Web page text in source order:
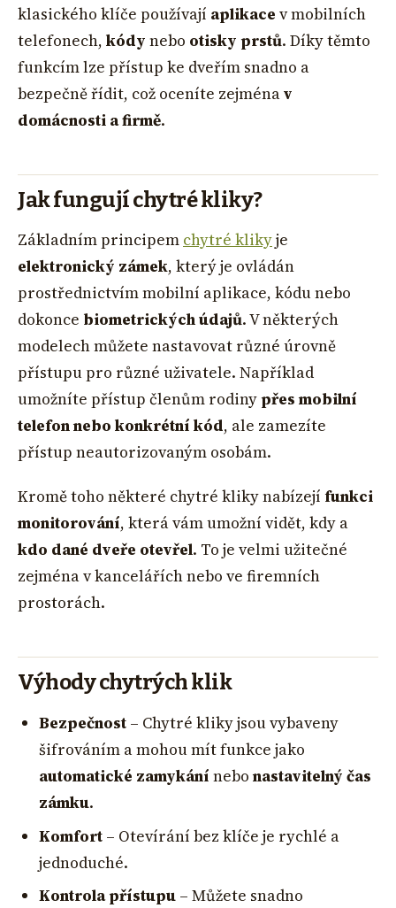
klasického klíče používají aplikace v mobilních
telefonech, kódy nebo otisky prstů. Díky těmto
funkcím lze přístup ke dveřím snadno a
bezpečně řídit, což oceníte zejménav
domácnosti a firmě.
Jak fungují chytré kliky?
Základním principem chytré klikyje
elektronický zámek, který je ovládán
prostřednictvím mobilní aplikace, kódu nebo
dokonce biometrických údajů. V některých
modelech můžete nastavovat různé úrovně
přístupu pro různé uživatele. Například
umožníte přístup členům rodinypřes mobilní
telefon nebo konkrétní kód, ale zamezíte
přístup neautorizovaným osobám.
Kromě toho některé chytré kliky nabízejí funkci
monitorování, která vám umožní vidět, kdy a
kdo dané dveře otevřel. To je velmi užitečné
zejména v kancelářích nebo ve firemních
prostorách.
Výhody chytrých klik
Bezpečnost– Chytré kliky jsou vybaveny
šifrováním a mohou mít funkce jako
automatické zamykání nebo nastavitelný čas
zámku.
Komfort– Otevírání bez klíče je rychlé a
jednoduché.
Kontrola přístupu– Můžete snadno